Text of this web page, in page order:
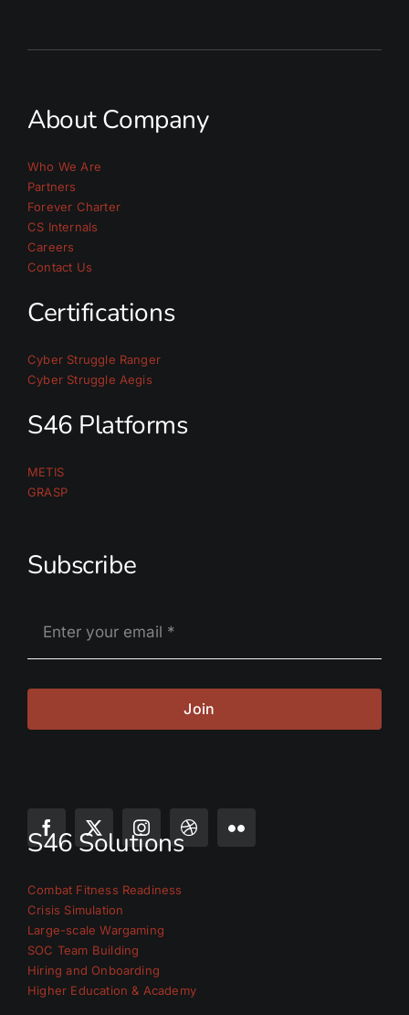
About Company
Who We Are
Partners
Forever Charter
CS Internals
Careers
Contact Us
Certifications
Cyber Struggle Ranger
Cyber Struggle Aegis
S46 Platforms
METIS
GRASP
Subscribe
Join
S46 Solutions
Combat Fitness Readiness
Crisis Simulation
Large-scale Wargaming
SOC Team Building
Hiring and Onboarding
Higher Education & Academy